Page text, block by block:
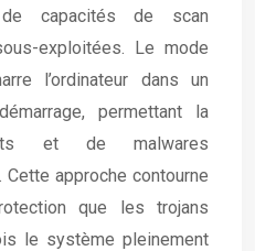
capacités de scan
exploitées. Le mode
l’ordinateur dans un
permettant la
et de malwares
approche contourne
que les trojans
le système pleinement